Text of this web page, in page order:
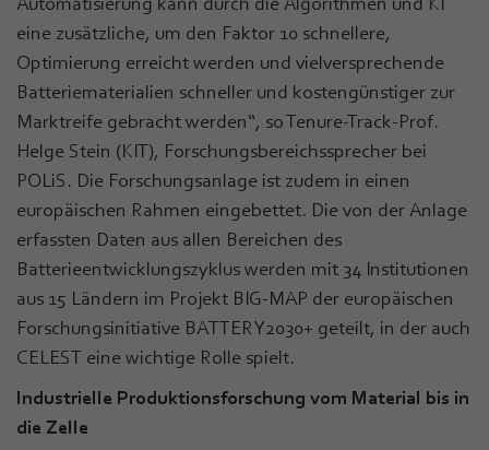
eine zusätzliche, um den Faktor 10 schnellere,
Optimierung erreicht werden und vielversprechende
Batteriematerialien schneller und kostengünstiger zur
Marktreife gebracht werden“, so Tenure-Track-Prof.
Helge Stein (KIT), Forschungsbereichssprecher bei
POLiS. Die Forschungsanlage ist zudem in einen
europäischen Rahmen eingebettet. Die von der Anlage
erfassten Daten aus allen Bereichen des
Batterieentwicklungszyklus werden mit 34 Institutionen
aus 15 Ländern im Projekt BIG-MAP der europäischen
Forschungsinitiative BATTERY2030+ geteilt, in der auch
CELEST eine wichtige Rolle spielt.
Industrielle Produktionsforschung vom Material bis in
die Zelle